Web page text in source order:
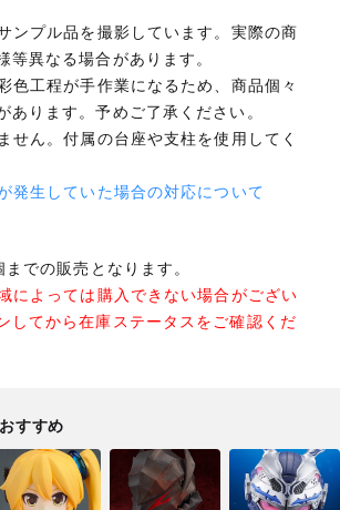
ンプル品を撮影しています。実際の商
等異なる場合があります。
色工程が手作業になるため、商品個々
あります。予めご了承ください。
せん。付属の台座や支柱を使用してく
発生していた場合の対応について
での販売となります。
によっては購入できない場合がござい
してから在庫ステータスをご確認くだ
すすめ